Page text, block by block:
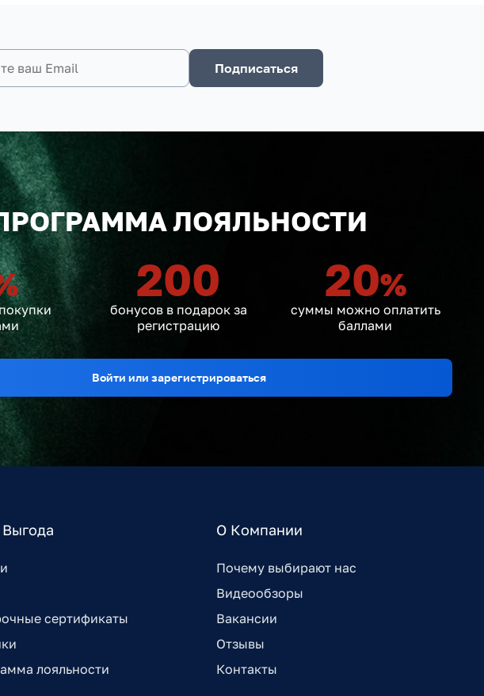
Подписаться
ЛОЯЛЬНОСТИ
200
бонусов в подарок за
регистрацию
20%
суммы можно оплатить
баллами
Войти или зарегистрироваться
сертификаты
лояльности
О Компании
Почему выбирают нас
Видеообзоры
Вакансии
Отзывы
Контакты